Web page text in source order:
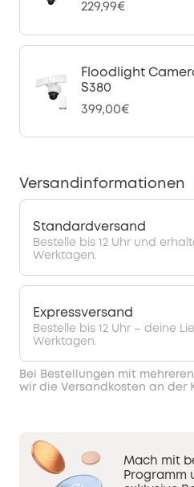
229,99€
Floodlight
S380
399,00€
Versandinformationen
Standardversand
Bestelle bis 12 Uhr und
Werktagen.
Expressversand
Bestelle bis 12 Uhr – deine
Werktagen.
Bei Bestellungen mit
wir die Versandkosten an der
Mach mit
Programm